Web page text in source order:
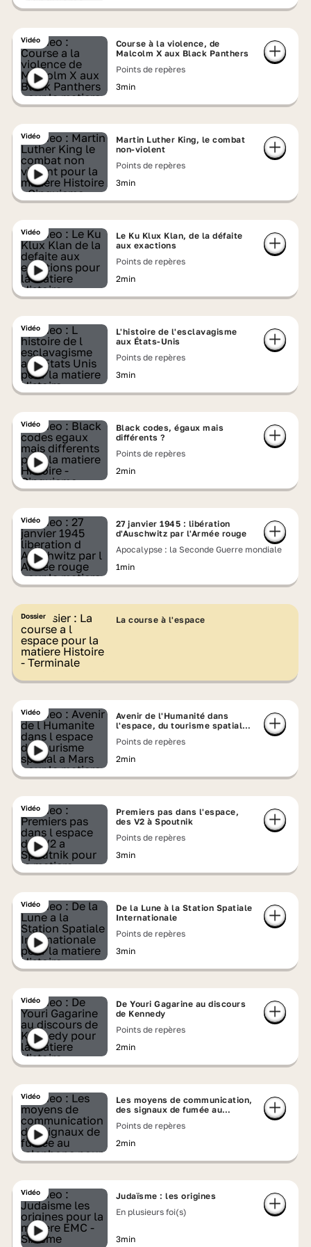
Vidéo
Course à la violence, de
Malcolm X aux Black Panthers
Points de repères
3min
Vidéo
Martin Luther King, le combat
non-violent
Points de repères
3min
Vidéo
Le Ku Klux Klan, de la défaite
aux exactions
Points de repères
2min
Vidéo
L'histoire de l'esclavagisme
aux États-Unis
Points de repères
3min
Vidéo
Black codes, égaux mais
différents ?
Points de repères
2min
Vidéo
27 janvier 1945 : libération
d'Auschwitz par l'Armée rouge
Apocalypse : la Seconde Guerre mondiale
1min
Dossier La course à l'espace
Vidéo
Avenir de l'Humanité dans
l'espace, du tourisme spatial à
Points de repères
2min
Vidéo
Premiers pas dans l'espace,
des V2 à Spoutnik
Points de repères
3min
Vidéo
De la Lune à la Station Spatiale
Internationale
Points de repères
3min
Vidéo
De Youri Gagarine au discours
de Kennedy
Points de repères
2min
Vidéo
Les moyens de communication,
des signaux de fumée au
Points de repères
2min
Vidéo
Judaïsme : les origines
En plusieurs foi(s)
3min